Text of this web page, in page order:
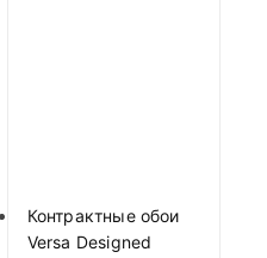
Контрактные обои
Versa Designed